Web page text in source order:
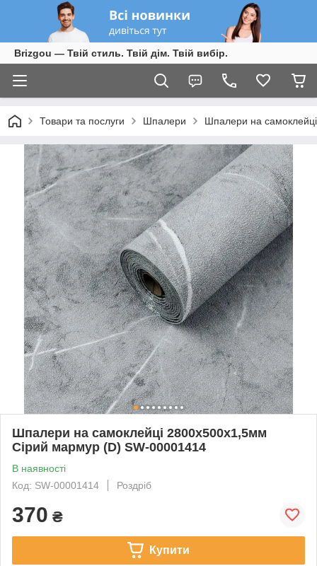
Brizgou — Твій стиль. Твій дім. Твій вибір.
Товари та послуги Шпалери Шпалери на самоклейці
Шпалери на самоклейці 2800х500х1,5мм
Сірий мармур (D) SW-00001414
В наявності
Код: SW-00001414
Роздріб
370 ₴
Купити